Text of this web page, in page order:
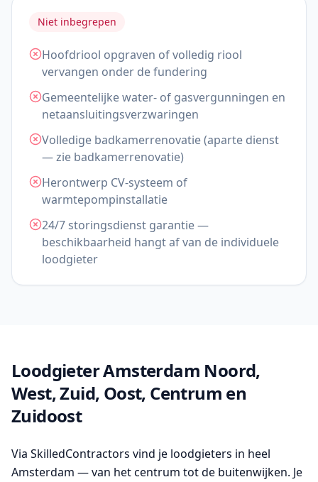
Niet inbegrepen
Hoofdriool opgraven of volledig riool
vervangen onder de fundering
Gemeentelijke water- of gasvergunningen en
netaansluitingsverzwaringen
Volledige badkamerrenovatie (aparte dienst
— zie badkamerrenovatie)
Herontwerp CV-systeem of
warmtepompinstallatie
24/7 storingsdienst garantie —
beschikbaarheid hangt af van de individuele
loodgieter
Loodgieter Amsterdam Noord,
West, Zuid, Oost, Centrum en
Zuidoost
Via SkilledContractors vind je loodgieters in heel
Amsterdam — van het centrum tot de buitenwijken. Je